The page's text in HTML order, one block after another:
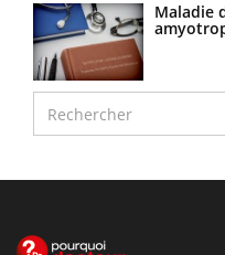
Maladie